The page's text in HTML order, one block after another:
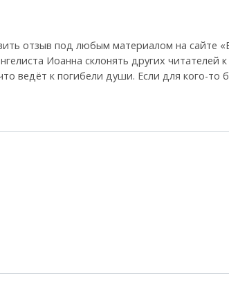
отзыв под любым материалом на сайте
Иоанна склонять других
ведёт к погибели души. Если для кого-то